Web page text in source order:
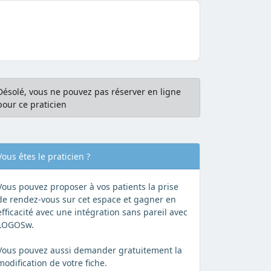
vous ne pouvez pas réserver en ligne
ce praticien
êtes le praticien ?
pouvez proposer à vos patients la prise
rendez-vous sur cet espace et gagner en
avec une intégration sans pareil avec
pouvez aussi demander gratuitement la
de votre fiche.